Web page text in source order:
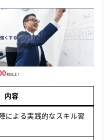
内容
による実践的なスキル習